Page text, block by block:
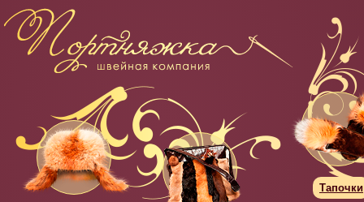
Тапочки